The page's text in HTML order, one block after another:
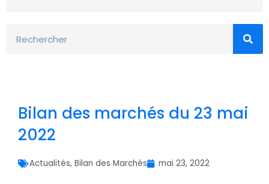
Bilan des marchés du 23 mai
2022
Actualités, Bilan des Marchés mai 23, 2022